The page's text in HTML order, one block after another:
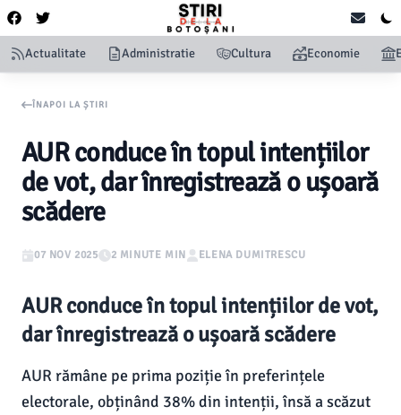
Actualitate Administratie Cultura Economie
ÎNAPOI LA ȘTIRI
AUR conduce în topul intențiilor
de vot, dar înregistrează o ușoară
scădere
07 NOV 2025 2 MINUTE MIN ELENA DUMITRESCU
AUR conduce în topul intențiilor de vot,
dar înregistrează o ușoară scădere
AUR rămâne pe prima poziție în preferințele
electorale, obținând 38% din intenții, însă a scăzut